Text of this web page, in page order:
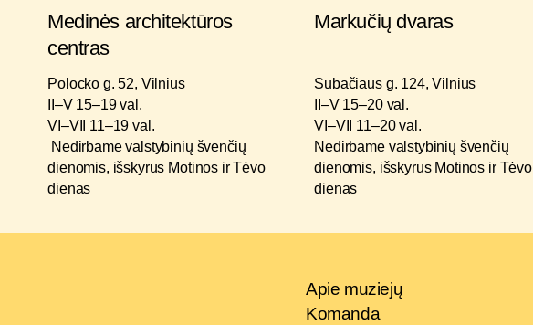
Medinės architektūros
centras
Polocko g. 52, Vilnius
II–V 15–19 val.
VI–VII 11–19 val.
Nedirbame valstybinių švenčių
dienomis, išskyrus Motinos ir Tėvo
dienas
Markučių dvaras
Subačiaus g. 124, Vilnius
II–V 15–20 val.
VI–VII 11–20 val.
Nedirbame valstybinių švenčių
dienomis, išskyrus Motinos ir Tėvo
dienas
Apie muziejų
Komanda